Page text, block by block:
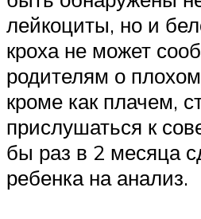
лейкоциты, но и
кроха не может
родителям о
кроме как плачем,
прислушаться к
бы раз в 2 месяца
ребенка на анализ.